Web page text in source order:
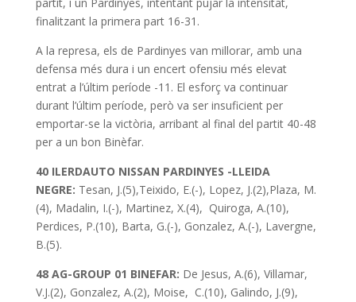
finalitzant la primera part 16-31.
A la represa, els de Pardinyes van millorar, amb una
defensa més dura i un encert ofensiu més elevat
entrat a l’últim període -11. El esforç va continuar
durant l’últim període, però va ser insuficient per
emportar-se la victòria, arribant al final del partit 40-48
per a un bon Binèfar.
40 ILERDAUTO NISSAN PARDINYES -LLEIDA
NEGRE: Tesan, J.(5),Teixido, E.(-), Lopez, J.(2),Plaza, M.
(4), Madalin, I.(-), Martinez, X.(4), Quiroga, A.(10),
Perdices, P.(10), Barta, G.(-), Gonzalez, A.(-), Lavergne,
B.(5).
48 AG-GROUP 01 BINEFAR: De Jesus, A.(6), Villamar,
V.J.(2), Gonzalez, A.(2), Moise, C.(10), Galindo, J.(9),